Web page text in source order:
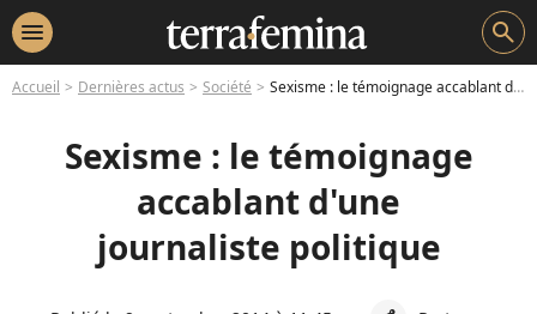
menu search
Accueil Dernières actus Société Sexisme : le témoignage accablant d'une journaliste politique
Sexisme : le témoignage
accablant d'une
journaliste politique